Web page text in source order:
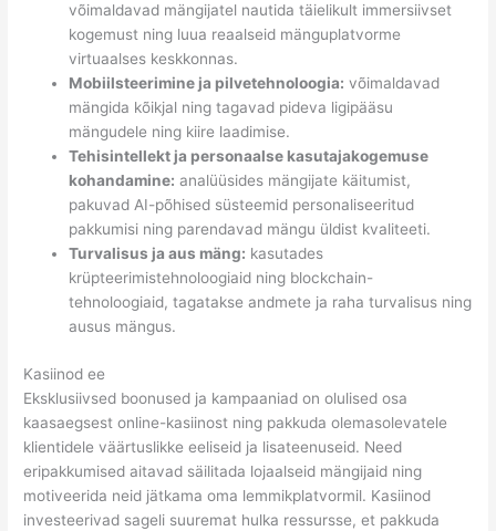
võimaldavad mängijatel nautida täielikult immersiivset
kogemust ning luua reaalseid mänguplatvorme
virtuaalses keskkonnas.
Mobiilsteerimine ja pilvetehnoloogia: võimaldavad
mängida kõikjal ning tagavad pideva ligipääsu
mängudele ning kiire laadimise.
Tehisintellekt ja personaalse kasutajakogemuse
kohandamine: analüüsides mängijate käitumist,
pakuvad AI-põhised süsteemid personaliseeritud
pakkumisi ning parendavad mängu üldist kvaliteeti.
Turvalisus ja aus mäng: kasutades
krüpteerimistehnoloogiaid ning blockchain-
tehnoloogiaid, tagatakse andmete ja raha turvalisus ning
ausus mängus.
Kasiinod ee
Eksklusiivsed boonused ja kampaaniad on olulised osa
kaasaegsest online-kasiinost ning pakkuda olemasolevatele
klientidele väärtuslikke eeliseid ja lisateenuseid. Need
eripakkumised aitavad säilitada lojaalseid mängijaid ning
motiveerida neid jätkama oma lemmikplatvormil. Kasiinod
investeerivad sageli suuremat hulka ressursse, et pakkuda